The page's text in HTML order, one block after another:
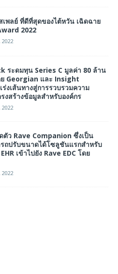
พลย์ ที่ดีที่สุดของไต้หวัน เฉิดฉาย
2022
ระดมทุน Series C มูลค่า 80 ล้าน
Georgian และ Insight
งเส้นทางสู่การรวบรวมความ
งสร้างข้อมูลสำหรับองค์กร
ตัว Rave Companion ซึ่งเป็น
ถปรับขนาดได้โซลูชันแรกสำหรับ
เข้าไปยัง Rave EDC โดย